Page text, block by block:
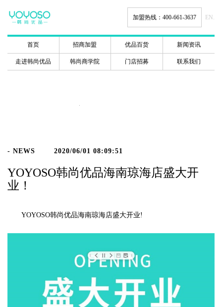
加盟热线：400-661-3637 EN.
首页 招商加盟 优品百货 新闻资讯
走进韩尚优品 韩尚商学院 门店招募 联系我们
- NEWS 2020/06/01 08:09:51
YOYOSO韩尚优品海南琼海店盛大开
业！
YOYOSO韩尚优品海南琼海店盛大开业!